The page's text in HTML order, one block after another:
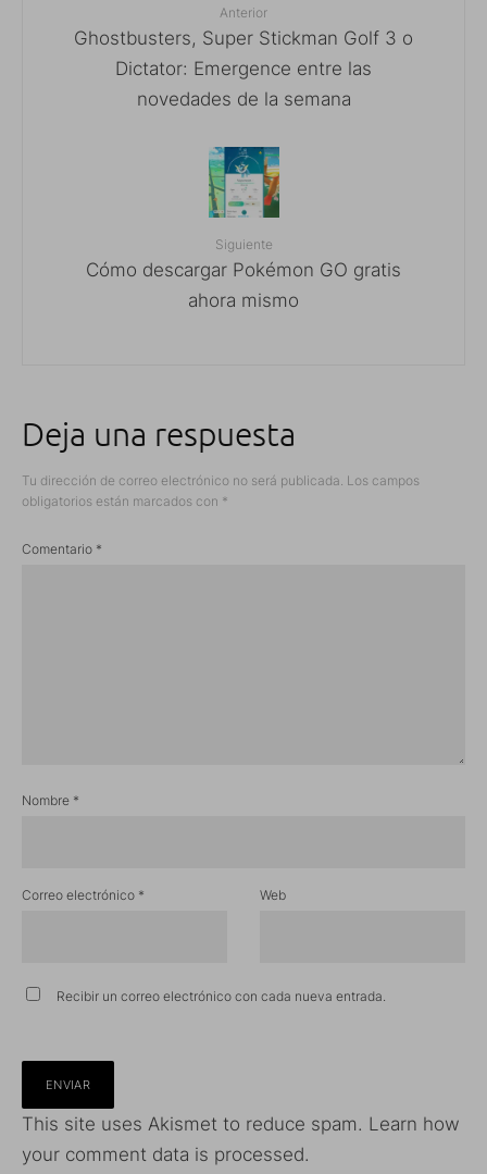
Anterior
Ghostbusters, Super Stickman Golf 3 o
Dictator: Emergence entre las
novedades de la semana
Siguiente
Cómo descargar Pokémon GO gratis
ahora mismo
Deja una respuesta
Tu dirección de correo electrónico no será publicada. Los campos
obligatorios están marcados con *
Comentario *
Nombre *
Correo electrónico * Web
Recibir un correo electrónico con cada nueva entrada.
This site uses Akismet to reduce spam. Learn how
your comment data is processed.